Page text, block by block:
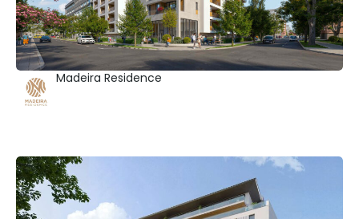
Madeira Residence